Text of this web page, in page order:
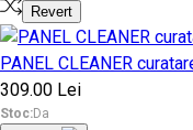
Revert
PANEL CLEANER
309.00 Lei
Stoc:Da